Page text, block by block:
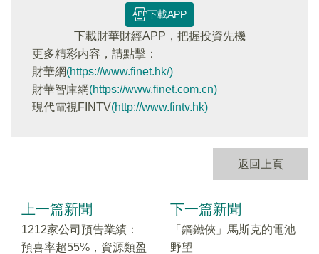
下載APP
下載財華財經APP，把握投資先機
更多精彩内容，請點擊：
財華網(https://www.finet.hk/)
財華智庫網(https://www.finet.com.cn)
現代電視FINTV(http://www.fintv.hk)
返回上頁
上一篇新聞
1212家公司預告業績：
預喜率超55%，資源類盈
下一篇新聞
「鋼鐵俠」馬斯克的電池
野望